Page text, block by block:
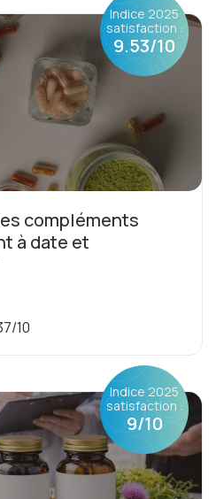
compléments
à date et
10
Indice 2025
satisfaction :
9.53/10
Indice 2025
satisfaction :
9/10